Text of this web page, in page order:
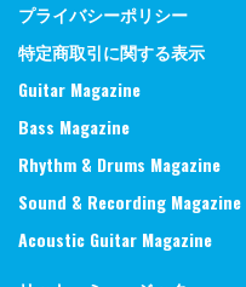
プライバシーポリシー
特定商取引に関する表示
Guitar Magazine
Bass Magazine
Rhythm & Drums Magazine
Sound & Recording Magazine
Acoustic Guitar Magazine